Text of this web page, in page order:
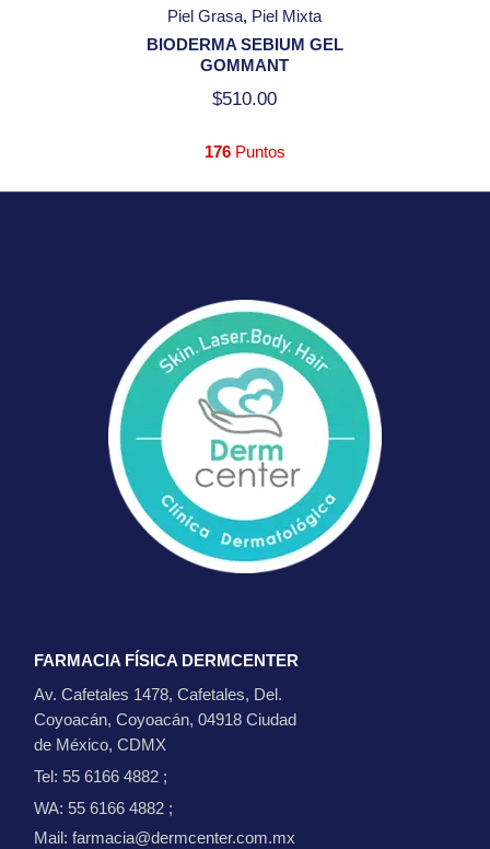
Piel Grasa Piel Mixta
BIODERMA SEBIUM GEL
GOMMANT
$510.00
176Puntos
FARMACIA FÍSICA DERMCENTER
Av. Cafetales 1478, Cafetales, Del.
Coyoacán, Coyoacán, 04918 Ciudad
de México, CDMX
Tel: 55 6166 4882 ;
WA: 55 6166 4882 ;
Mail: farmacia@dermcenter.com.mx